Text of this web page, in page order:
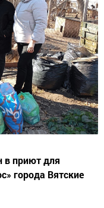
в приют для
города Вятские